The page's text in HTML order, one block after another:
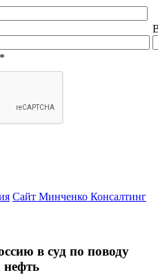
*
Сайт Минченко Консалтинг
в суд по поводу